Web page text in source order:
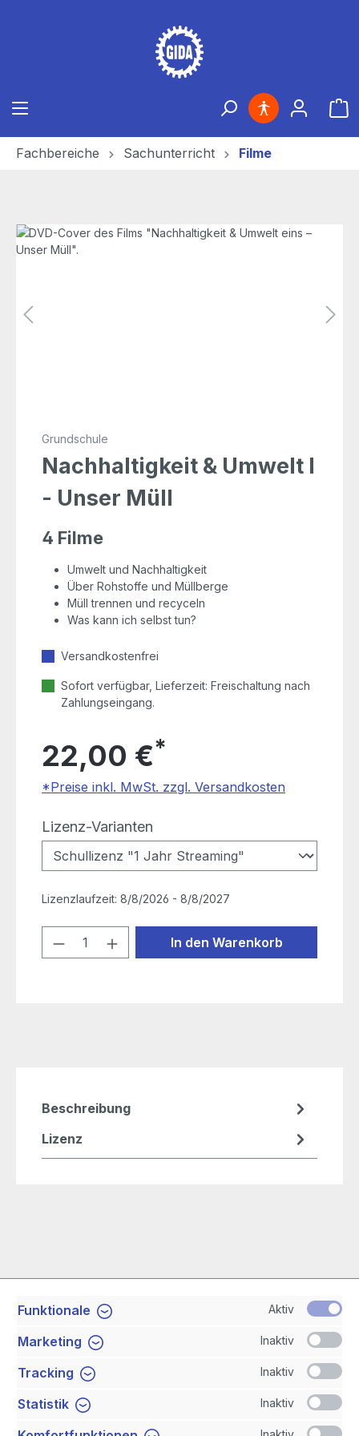
Fachbereiche Sachunterricht Filme
Bildergalerie überspringen
Grundschule
Nachhaltigkeit & Umwelt I
- Unser Müll
4 Filme
Umwelt und Nachhaltigkeit
Über Rohstoffe und Müllberge
Müll trennen und recyceln
Was kann ich selbst tun?
Versandkostenfrei
Sofort verfügbar, Lieferzeit: Freischaltung nach
Zahlungseingang.
22,00 €*
*Preise inkl. MwSt. zzgl. Versandkosten
Lizenz-Varianten
Lizenzlaufzeit:8/8/2026 - 8/8/2027
Produkt Anzahl: Gib den
In den Warenkorb
Beschreibung
Lizenz
Service-Hotline
Shop Service
Newsletter
Funktionale Aktiv
Marketing Inaktiv
Tracking Inaktiv
Statistik Inaktiv